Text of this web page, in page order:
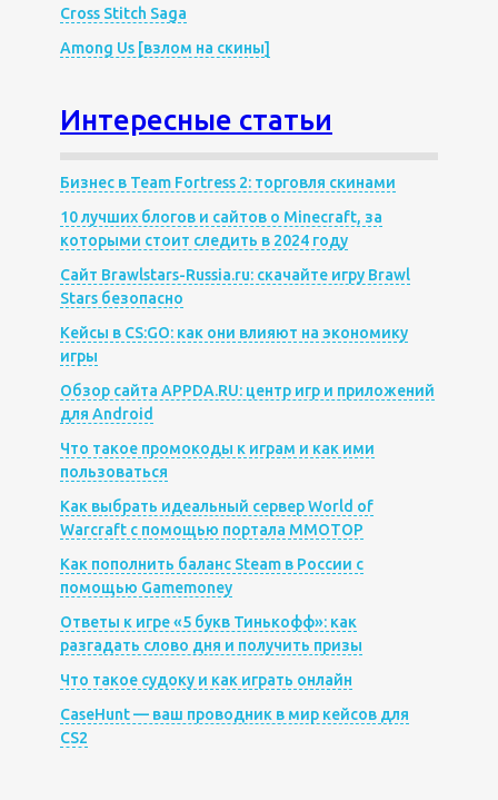
Cross Stitch Saga
Among Us [взлом на скины]
Интересные статьи
Бизнес в Team Fortress 2: торговля скинами
10 лучших блогов и сайтов о Minecraft, за
которыми стоит следить в 2024 году
Сайт Brawlstars-Russia.ru: скачайте игру Brawl
Stars безопасно
Кейсы в CS:GO: как они влияют на экономику
игры
Обзор сайта APPDA.RU: центр игр и приложений
для Android
Что такое промокоды к играм и как ими
пользоваться
Как выбрать идеальный сервер World of
Warcraft с помощью портала MMOTOP
Как пополнить баланс Steam в России с
помощью Gamemoney
Ответы к игре «5 букв Тинькофф»: как
разгадать слово дня и получить призы
Что такое судоку и как играть онлайн
CaseHunt — ваш проводник в мир кейсов для
CS2